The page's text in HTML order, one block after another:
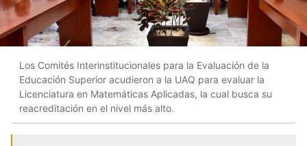
Los Comités Interinstitucionales para la Evaluación de la
Educación Superior acudieron a la UAQ para evaluar la
Licenciatura en Matemáticas Aplicadas, la cual busca su
reacreditación en el nivel más alto.